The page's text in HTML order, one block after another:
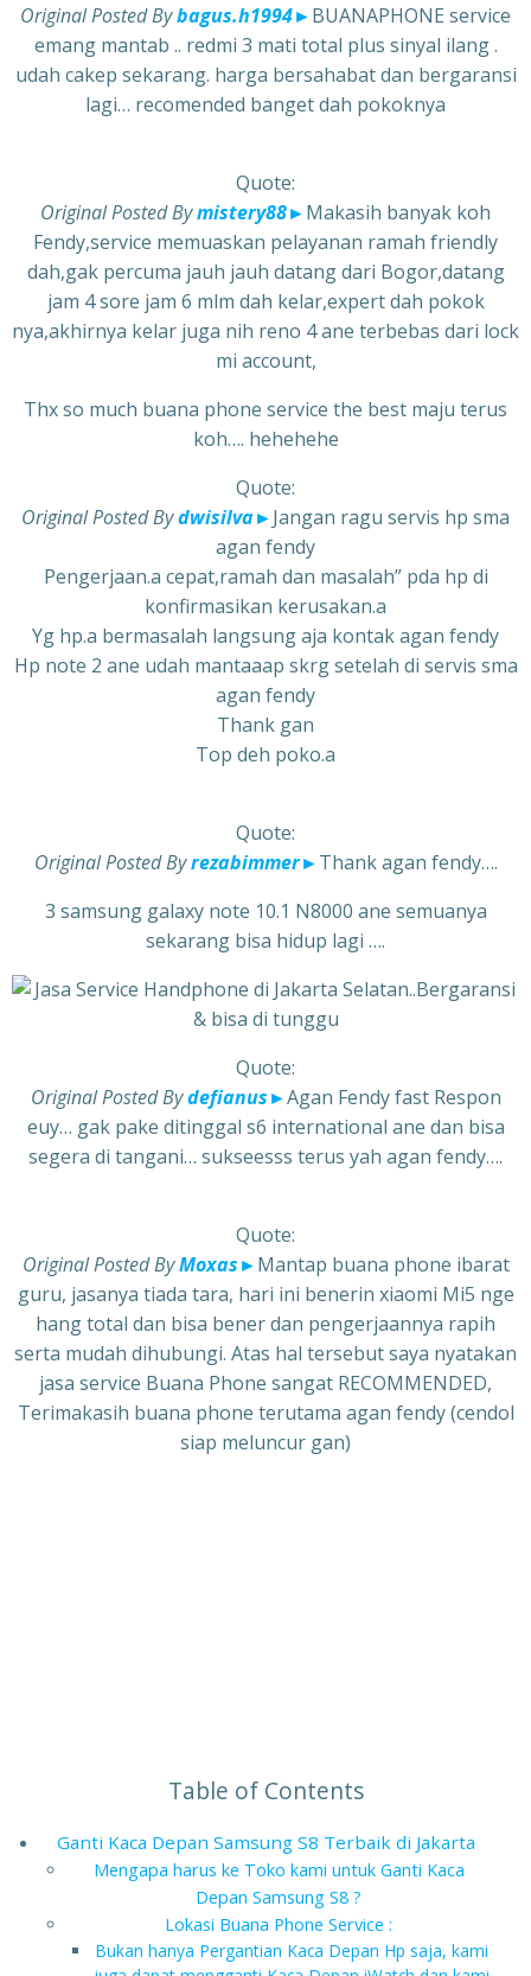
Original Posted Bybagus.h1994►BUANAPHONE service
emang mantab .. redmi 3 mati total plus sinyal ilang .
udah cakep sekarang. harga bersahabat dan bergaransi
lagi… recomended banget dah pokoknya
Quote:
Original Posted Bymistery88►Makasih banyak koh
Fendy,service memuaskan pelayanan ramah friendly
dah,gak percuma jauh jauh datang dari Bogor,datang
jam 4 sore jam 6 mlm dah kelar,expert dah pokok
nya,akhirnya kelar juga nih reno 4 ane terbebas dari lock
mi account,
Thx so much buana phone service the best maju terus
koh…. hehehehe
Quote:
Original Posted Bydwisilva►Jangan ragu servis hp sma
agan fendy
Pengerjaan.a cepat,ramah dan masalah” pda hp di
konfirmasikan kerusakan.a
Yg hp.a bermasalah langsung aja kontak agan fendy
Hp note 2 ane udah mantaaap skrg setelah di servis sma
agan fendy
Thank gan
Top deh poko.a
Quote:
Original Posted Byrezabimmer►Thank agan fendy….
3 samsung galaxy note 10.1 N8000 ane semuanya
sekarang bisa hidup lagi ….
Quote:
Original Posted Bydefianus►Agan Fendy fast Respon
euy… gak pake ditinggal s6 international ane dan bisa
segera di tangani… sukseesss terus yah agan fendy….
Quote:
Original Posted ByMoxas►Mantap buana phone ibarat
guru, jasanya tiada tara, hari ini benerin xiaomi Mi5 nge
hang total dan bisa bener dan pengerjaannya rapih
serta mudah dihubungi. Atas hal tersebut saya nyatakan
jasa service Buana Phone sangat RECOMMENDED,
Terimakasih buana phone terutama agan fendy (cendol
siap meluncur gan)
Table of Contents
Ganti Kaca Depan Samsung S8 Terbaik di Jakarta
Mengapa harus ke Toko kami untuk Ganti Kaca
Depan Samsung S8 ?
Lokasi Buana Phone Service :
Bukan hanya Pergantian Kaca Depan Hp saja, kami